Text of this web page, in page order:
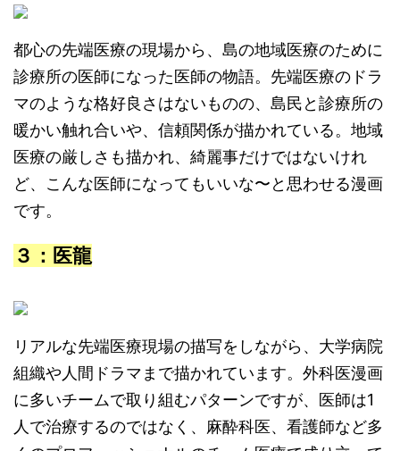
都心の先端医療の現場から、島の地域医療のために
診療所の医師になった医師の物語。先端医療のドラ
マのような格好良さはないものの、島民と診療所の
暖かい触れ合いや、信頼関係が描かれている。地域
医療の厳しさも描かれ、綺麗事だけではないけれ
ど、こんな医師になってもいいな〜と思わせる漫画
です。
３：医龍
リアルな先端医療現場の描写をしながら、大学病院
組織や人間ドラマまで描かれています。外科医漫画
に多いチームで取り組むパターンですが、医師は1
人で治療するのではなく、麻酔科医、看護師など多